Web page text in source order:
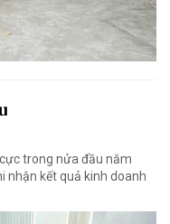
trong nửa đầu năm
nhận kết quả kinh doanh